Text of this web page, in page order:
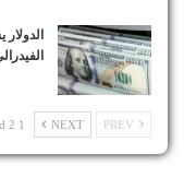
NEXT
1 od 2 |